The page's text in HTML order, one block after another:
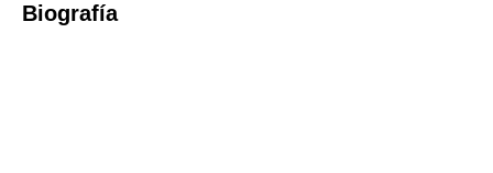
Biografía